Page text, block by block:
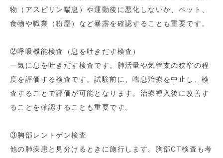
物（アスピリン喘息）や運動後に悪化しないか、ペット、
食物や職業（粉塵）など暴露を確認することも重要です。
②呼吸機能検査（息を吐きだす検査）
一気に息を吐きだす検査です。肺活量や気管支の狭窄の程
度を評価する検査です。試験前に、喘息治療を中止し、検
査することで評価が可能となります。治療導入後に改善す
ることを確認することも重要です。
③胸部レントゲン検査
他の肺疾患と見分けるときに施行します。胸部CT検査も考